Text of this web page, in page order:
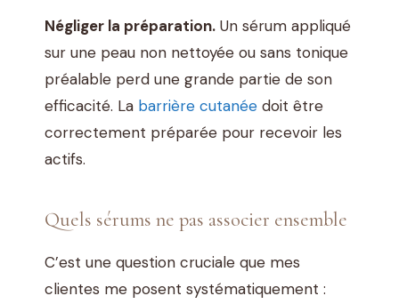
Négliger la préparation. Un sérum appliqué
sur une peau non nettoyée ou sans tonique
préalable perd une grande partie de son
efficacité. La barrière cutanée doit être
correctement préparée pour recevoir les
actifs.
Quels sérums ne pas associer ensemble
C’est une question cruciale que mes
clientes me posent systématiquement :